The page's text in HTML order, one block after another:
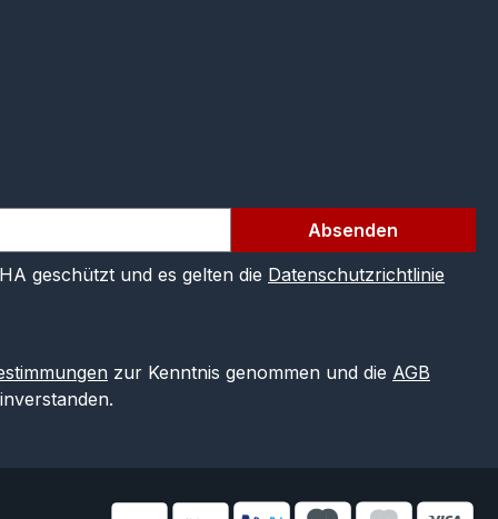
Absenden
geschützt und es gelten die Datenschutzrichtlinie
zur Kenntnis genommen und die AGB